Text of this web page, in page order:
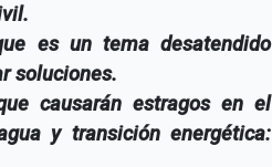
es un tema desatendido
soluciones.
causarán estragos en el
y transición energética: